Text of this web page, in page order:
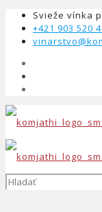
Svieže vínka
+421 903 520